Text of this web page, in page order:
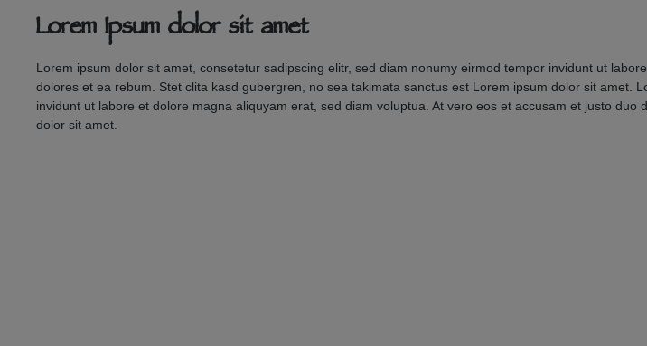
Lorem Ipsum dolor sit amet
Lorem ipsum dolor sit amet, consetetur sadipscing elitr, sed diam nonumy eirmod tempor invidunt ut
dolores et ea rebum. Stet clita kasd gubergren, no sea takimata sanctus est Lorem ipsum dolor sit
invidunt ut labore et dolore magna aliquyam erat, sed diam voluptua. At vero eos et accusam et justo
dolor sit amet.